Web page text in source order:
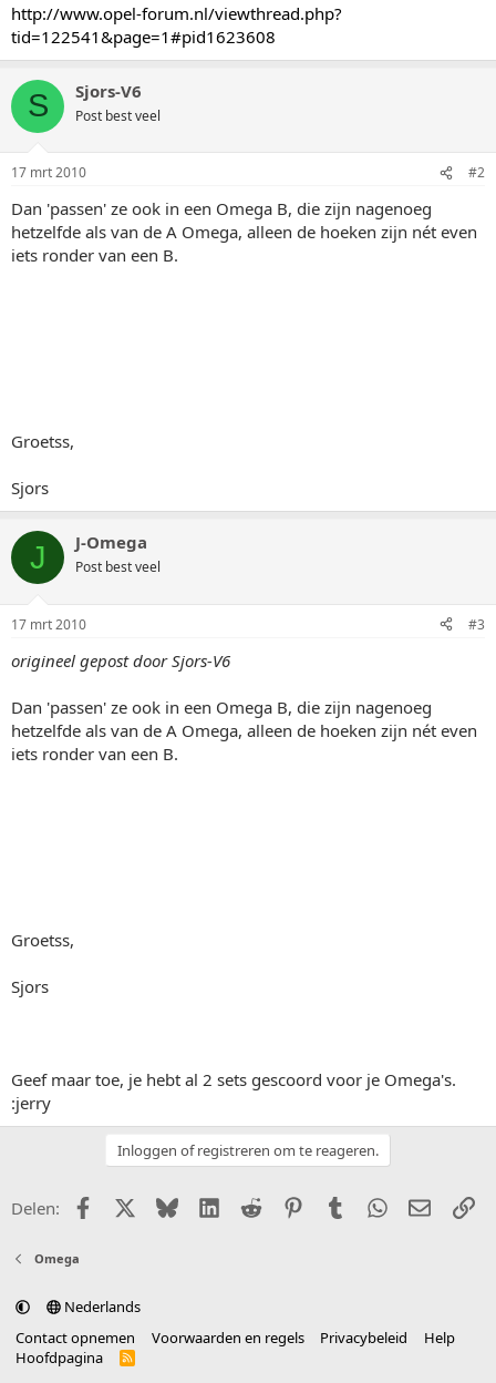
http://www.opel-forum.nl/viewthread.php?
tid=122541&page=1#pid1623608
S Sjors-V6
Post best veel
17 mrt 2010 #2
Dan 'passen' ze ook in een Omega B, die zijn nagenoeg
hetzelfde als van de A Omega, alleen de hoeken zijn nét even
iets ronder van een B.
Groetss,
Sjors
J J-Omega
Post best veel
17 mrt 2010 #3
origineel gepost door Sjors-V6
Dan 'passen' ze ook in een Omega B, die zijn nagenoeg
hetzelfde als van de A Omega, alleen de hoeken zijn nét even
iets ronder van een B.
Groetss,
Sjors
Geef maar toe, je hebt al 2 sets gescoord voor je Omega's.
:jerry
Inloggen of registreren om te reageren.
Delen: FacebookX (Twitter)
BlueskyLinkedIn
Reddit PinterestTumblr WhatsApp
E-mail
Omega
Nederlands
Contact opnemen
Voorwaarden en regels Privacybeleid
Help
Hoofdpagina
R